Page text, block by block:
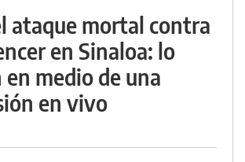
ataque mortal contra
en Sinaloa: lo
medio de una
en vivo